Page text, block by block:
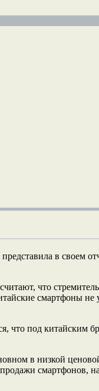
в своем
что
смартфоны
что под китайским
в низкой
смартфонов,